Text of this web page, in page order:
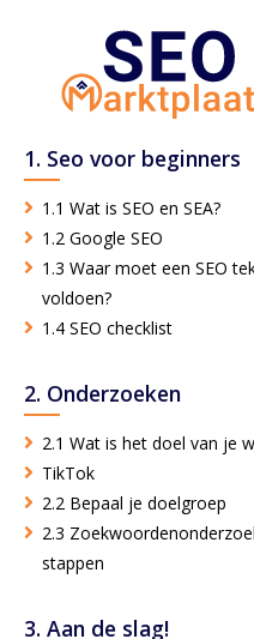
1. Seo voor beginners
1.1 Wat is SEO en SEA?
1.2 Google SEO
1.3 Waar moet een SEO
voldoen?
1.4 SEO checklist
2. Onderzoeken
2.1 Wat is het doel van je
TikTok
2.2 Bepaal je doelgroep
2.3
stappen
3. Aan de slag!